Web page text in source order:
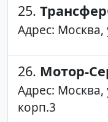
25.
Адрес: Москва,
26. Мотор-
Адрес: Москва,
корп.3